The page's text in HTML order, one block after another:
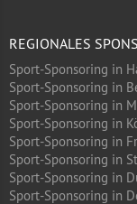
REGIONALES
Sport-Sponsoring in
Sport-Sponsoring in
Sport-Sponsoring in
Sport-Sponsoring in
Sport-Sponsoring in
Sport-Sponsoring in
Sport-Sponsoring in
Sport-Sponsoring in